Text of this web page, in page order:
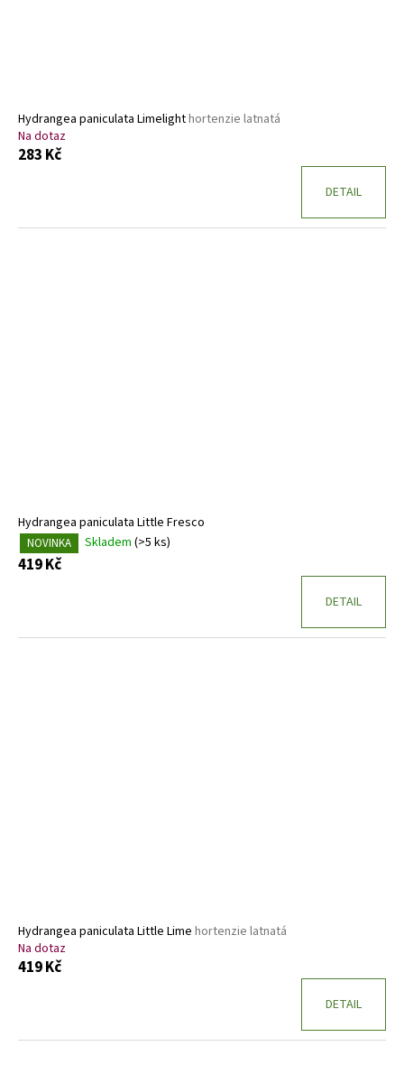
Hydrangea paniculata Limelighthortenzie latnatá
Na dotaz
283 Kč
DETAIL
Hydrangea paniculata Little Fresco
NOVINKA Skladem (>5 ks)
419 Kč
DETAIL
Hydrangea paniculata Little Lime hortenzie latnatá
Na dotaz
419 Kč
DETAIL